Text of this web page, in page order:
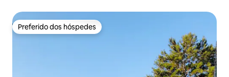
Preferido dos hóspedes
Preferido dos hóspedes